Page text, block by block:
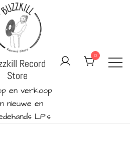
Record
Store
en verkoop
nieuwe en
LP's
0